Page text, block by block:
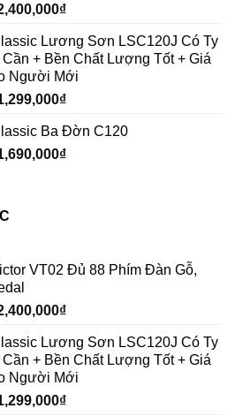
₫
Lương Sơn LSC120J Có Ty
+ Bền Chất Lượng Tốt + Giá
Người Mới
₫
Ba Đờn C120
₫
VT02 Đủ 88 Phím Đàn Gỗ,
₫
Lương Sơn LSC120J Có Ty
+ Bền Chất Lượng Tốt + Giá
Người Mới
₫